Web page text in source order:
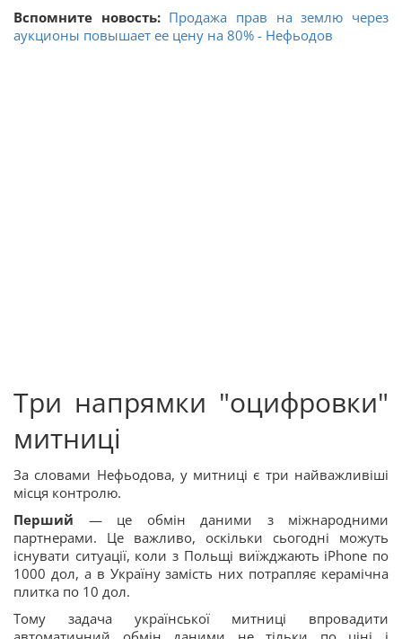
Вспомните новость: Продажа прав на землю через
аукционы повышает ее цену на 80% - Нефьодов
Три напрямки "оцифровки"
митниці
За словами Нефьодова, у митниці є три найважливіші
місця контролю.
Перший — це обмін даними з міжнародними
партнерами. Це важливо, оскільки сьогодні можуть
існувати ситуації, коли з Польщі виїжджають iPhone по
1000 дол, а в Україну замість них потрапляє керамічна
плитка по 10 дол.
Тому задача української митниці впровадити